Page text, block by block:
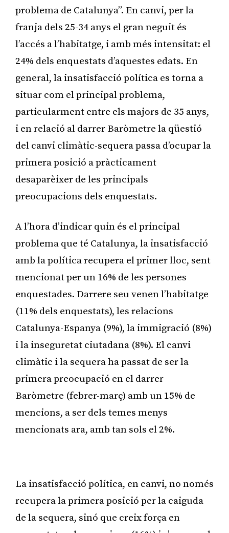
problema de Catalunya”. En canvi, per la
franja dels 25-34 anys el gran neguit és
l’accés a l’habitatge, i amb més intensitat: el
24% dels enquestats d’aquestes edats. En
general, la insatisfacció política es torna a
situar com el principal problema,
particularment entre els majors de 35 anys,
i en relació al darrer Baròmetre la qüestió
del canvi climàtic-sequera passa d’ocupar la
primera posició a pràcticament
desaparèixer de les principals
preocupacions dels enquestats.
A l’hora d’indicar quin és el principal
problema que té Catalunya, la insatisfacció
amb la política recupera el primer lloc, sent
mencionat per un 16% de les persones
enquestades. Darrere seu venen l’habitatge
(11% dels enquestats), les relacions
Catalunya-Espanya (9%), la immigració (8%)
i la inseguretat ciutadana (8%). El canvi
climàtic i la sequera ha passat de ser la
primera preocupació en el darrer
Baròmetre (febrer-març) amb un 15% de
mencions, a ser dels temes menys
mencionats ara, amb tan sols el 2%.
La insatisfacció política, en canvi, no només
recupera la primera posició per la caiguda
de la sequera, sinó que creix força en